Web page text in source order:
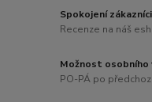
Spokojení
Recenze na náš
Možnost osobního
PO-PÁ po